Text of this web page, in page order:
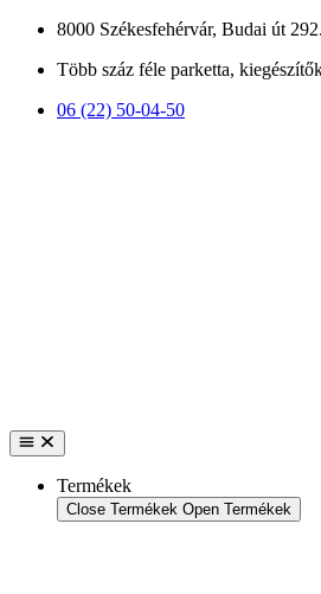
Ugrás
tartalomhoz
8000 Székesfehérvár, Budai út 292.
Több száz féle parketta,
06 (22) 50-04-50
Termékek
Close Termékek Open Termékek